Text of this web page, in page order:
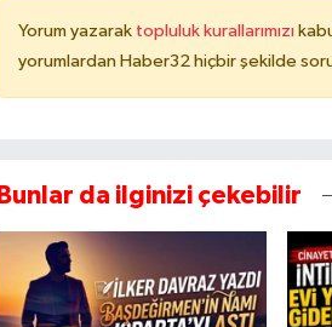
Yorum yazarak topluluk kurallarımızı
yorumlardan Haber32 hiçbir şekilde
Bunlar da ilginizi çekebilir